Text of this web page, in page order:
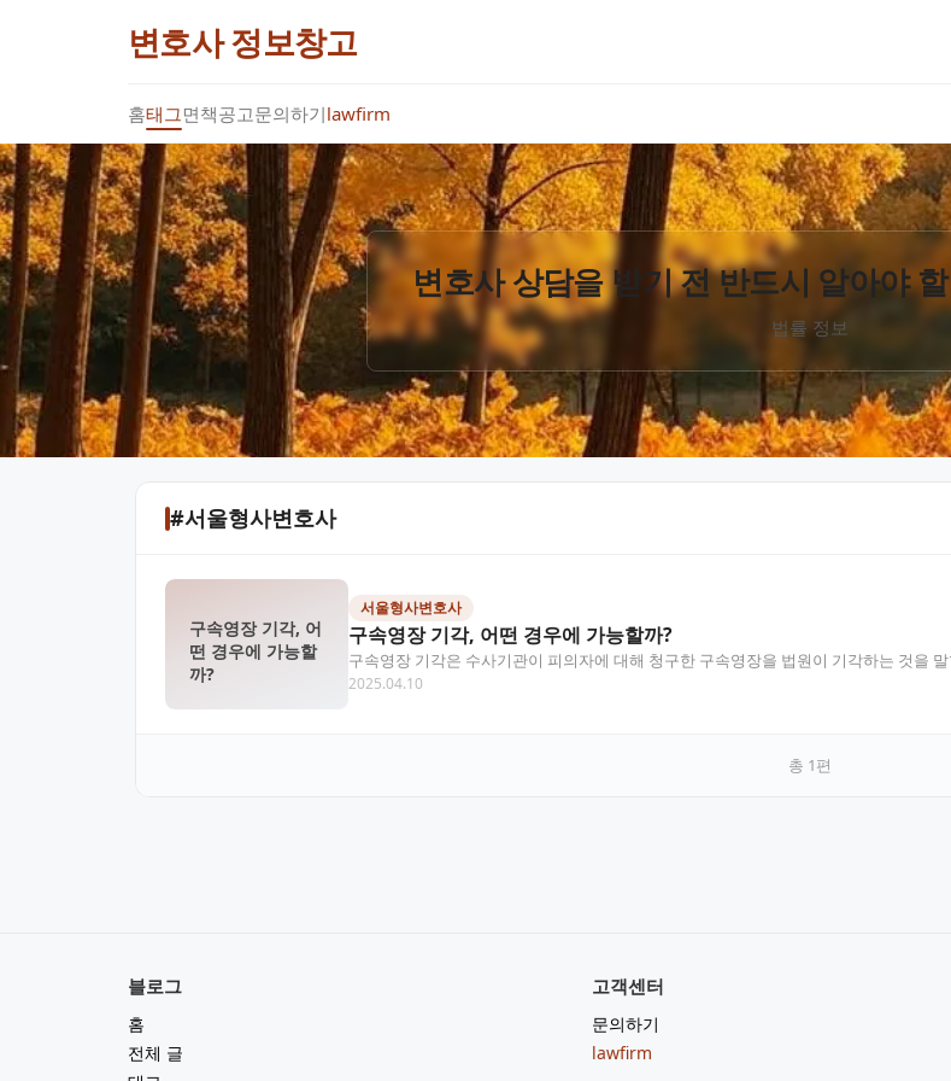
변호사 정보창고
홈태그면책공고문의하기lawfirm
변호사 상담을 받기 전 반드시 알아야
법률 정보
#서울형사변호사
구속영장 기각, 어
떤 경우에 가능할
까?
서울형사변호사
구속영장 기각, 어떤 경우에 가능할까?
구속영장 기각은 수사기관이 피의자에 대해 청구한 구속영장을 법원이 기각하는 것을
권 보장과 방어권 확보…
2025.04.10
총 1편
블로그
홈
전체 글
고객센터
문의하기
lawfirm